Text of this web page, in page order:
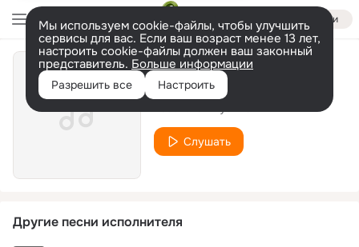
Войти
Мы используем cookie-файлы, чтобы улучшить
сервисы для вас. Если ваш возраст менее 13 лет,
настроить cookie-файлы должен ваш законный
представитель. Больше информации
Разрешить все Настроить
Оксана
Слушать
Другие песни исполнителя